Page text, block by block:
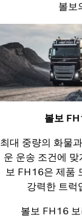
볼보
볼보
최대 중량의 화물
운 운송 조건에 맞
보 FH16은 제품
강력한 트럭
볼보 FH16